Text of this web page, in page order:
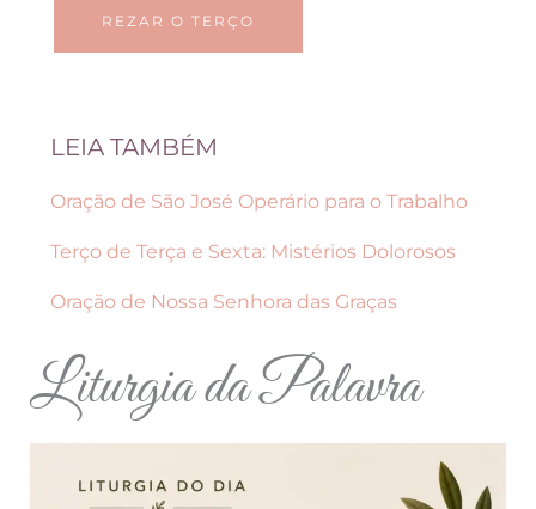
REZAR O TERÇO
LEIA TAMBÉM
Oração de São José Operário para o Trabalho
Terço de Terça e Sexta: Mistérios Dolorosos
Oração de Nossa Senhora das Graças
Liturgia da Palavra